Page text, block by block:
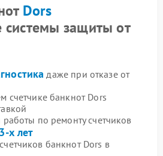
Dors
защиты от
даже при отказе от
счетчике банкнот Dors
по ремонту счетчиков
х лет
банкнот Dors в